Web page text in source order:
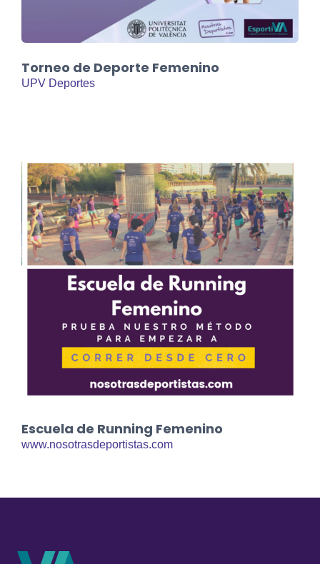
Torneo de Deporte Femenino
UPV Deportes
Escuela de Running Femenino
www.nosotrasdeportistas.com